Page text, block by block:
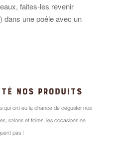
faites-les revenir
dans une poêle avec un
NOS PRODUITS
qui ont eu la chance de déguster nos
salons et foires, les occasions ne
pas !